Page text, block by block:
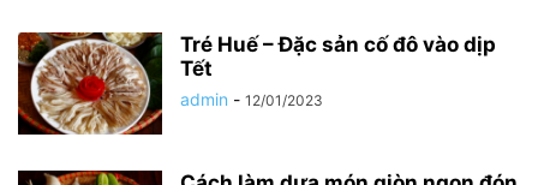
Tré Huế – Đặc sản cố đô vào dịp
Tết
admin - 12/01/2023